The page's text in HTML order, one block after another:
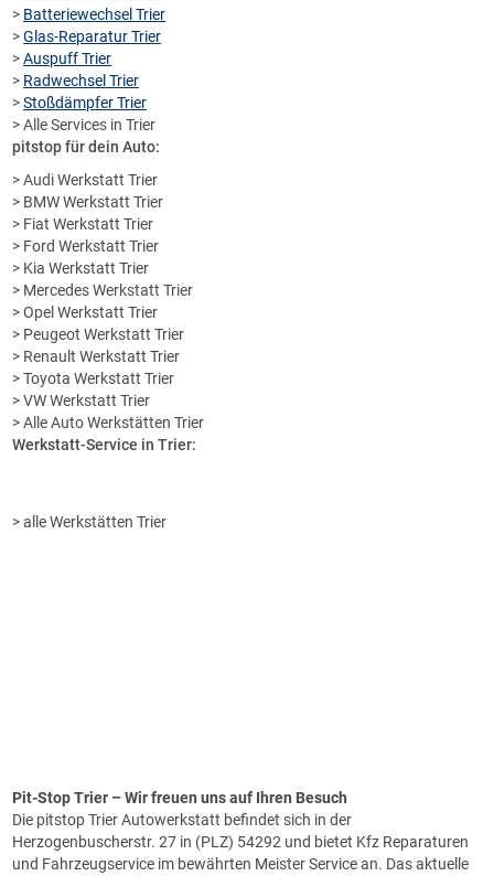
> Batteriewechsel Trier
>Glas-Reparatur Trier
>Auspuff Trier
> Radwechsel Trier
>Stoßdämpfer Trier
> Alle Services in Trier
pitstop für dein Auto:
> Audi Werkstatt Trier
> BMW Werkstatt Trier
> Fiat Werkstatt Trier
> Ford Werkstatt Trier
> Kia Werkstatt Trier
> Mercedes Werkstatt Trier
> Opel Werkstatt Trier
> Peugeot Werkstatt Trier
> Renault Werkstatt Trier
> Toyota Werkstatt Trier
> VW Werkstatt Trier
> Alle Auto Werkstätten Trier
Werkstatt-Service in Trier:
> alle Werkstätten Trier
Pit-StopTrier – Wir freuen uns auf Ihren Besuch
Die pitstop Trier Autowerkstatt befindet sich in der
Herzogenbuscherstr. 27 in (PLZ) 54292 und bietet Kfz Reparaturen
und Fahrzeugservice im bewährten Meister Service an. Das aktuelle